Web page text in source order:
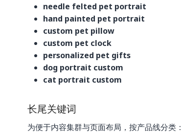
needle felted pet portrait
hand painted pet portrait
custom pet pillow
custom pet clock
personalized pet gifts
dog portrait custom
cat portrait custom
长尾关键词
为便于内容集群与页面布局，按产品线分类：